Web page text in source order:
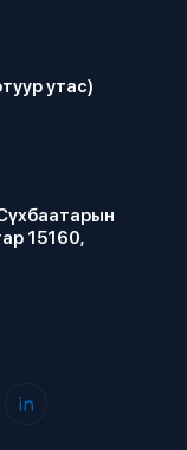
утас)
15160,